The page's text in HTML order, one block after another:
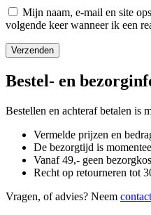
Mijn naam, e-mail en site
volgende keer wanneer ik een
Bestel- en
Bestellen en achteraf betalen is
Vermelde prijzen en
De bezorgtijd is
Vanaf 49,- geen
Recht op retourneren tot
Vragen, of advies? Neem contact